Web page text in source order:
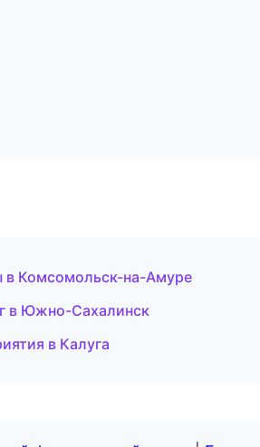
Комсомольск-на-Амуре
в Южно-Сахалинск
в Калуга